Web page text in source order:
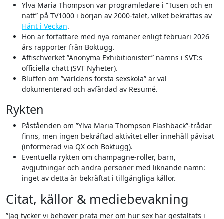
Ylva Maria Thompson var programledare i ”Tusen och en
natt” på TV1000 i början av 2000-talet, vilket bekräftas av
Hänt i Veckan.
Hon är författare med nya romaner enligt februari 2026
års rapporter från Boktugg.
Affischverket ”Anonyma Exhibitionister” nämns i SVT:s
officiella chatt (SVT Nyheter).
Bluffen om ”världens första sexskola” är väl
dokumenterad och avfärdad av Resumé.
Rykten
Påståenden om ”Ylva Maria Thompson Flashback”-trådar
finns, men ingen bekräftad aktivitet eller innehåll påvisat
(informerad via QX och Boktugg).
Eventuella rykten om champagne-roller, barn,
avgjutningar och andra personer med liknande namn:
inget av detta är bekräftat i tillgängliga källor.
Citat, källor & mediebevakning
”Jag tycker vi behöver prata mer om hur sex har gestaltats i